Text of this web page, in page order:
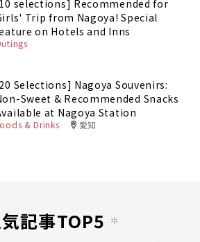
selections] Recommended for
Trip from Nagoya! Special
on Hotels and Inns
Selections] Nagoya Souvenirs:
Sweet & Recommended Snacks
at Nagoya Station
& Drinks 愛知
記事TOP5